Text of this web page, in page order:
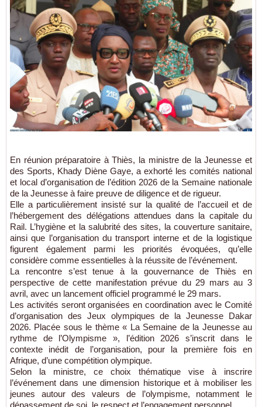
En réunion préparatoire à Thiès, la ministre de la Jeunesse et
des Sports, Khady Diène Gaye, a exhorté les comités national
et local d’organisation de l’édition 2026 de la Semaine nationale
de la Jeunesse à faire preuve de diligence et de rigueur.
Elle a particulièrement insisté sur la qualité de l’accueil et de
l’hébergement des délégations attendues dans la capitale du
Rail. L’hygiène et la salubrité des sites, la couverture sanitaire,
ainsi que l’organisation du transport interne et de la logistique
figurent également parmi les priorités évoquées, qu’elle
considère comme essentielles à la réussite de l’événement.
La rencontre s’est tenue à la gouvernance de Thiès en
perspective de cette manifestation prévue du 29 mars au 3
avril, avec un lancement officiel programmé le 29 mars.
Les activités seront organisées en coordination avec le Comité
d’organisation des Jeux olympiques de la Jeunesse Dakar
2026. Placée sous le thème « La Semaine de la Jeunesse au
rythme de l’Olympisme », l’édition 2026 s’inscrit dans le
contexte inédit de l’organisation, pour la première fois en
Afrique, d’une compétition olympique.
Selon la ministre, ce choix thématique vise à inscrire
l’événement dans une dimension historique et à mobiliser les
jeunes autour des valeurs de l’olympisme, notamment le
dépassement de soi, le respect et l’engagement personnel.